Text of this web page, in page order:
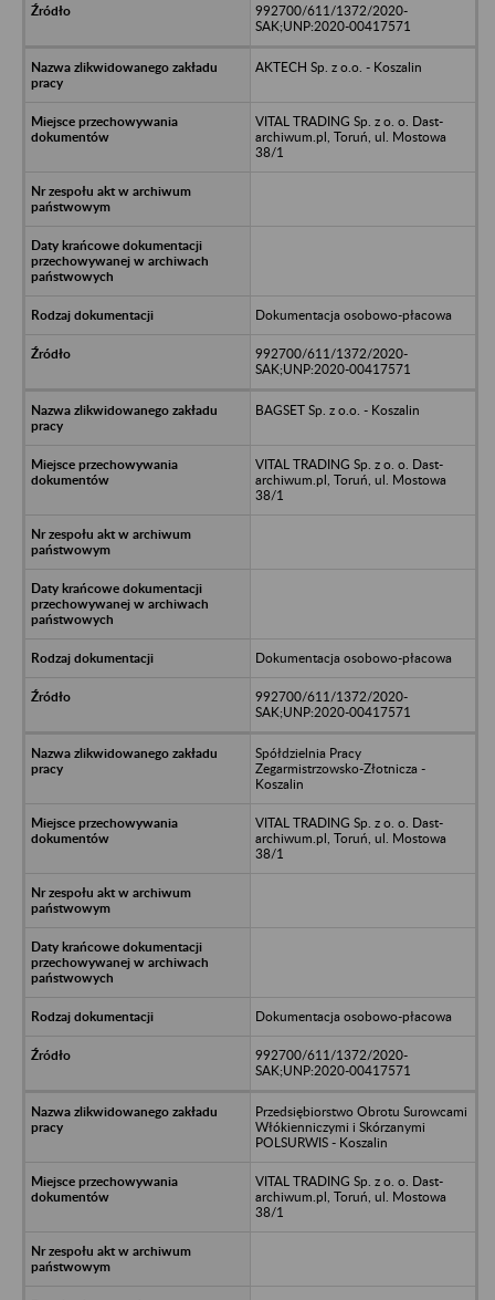
992700/611/1372/2020-
SAK;UNP:2020-00417571
AKTECH Sp. z o.o. - Koszalin
VITAL TRADING Sp. z o. o. Dast-
archiwum.pl, Toruń, ul. Mostowa
38/1
Dokumentacja osobowo-płacowa
992700/611/1372/2020-
SAK;UNP:2020-00417571
BAGSET Sp. z o.o. - Koszalin
VITAL TRADING Sp. z o. o. Dast-
archiwum.pl, Toruń, ul. Mostowa
38/1
Dokumentacja osobowo-płacowa
992700/611/1372/2020-
SAK;UNP:2020-00417571
Spółdzielnia Pracy
Zegarmistrzowsko-Złotnicza -
Koszalin
VITAL TRADING Sp. z o. o. Dast-
archiwum.pl, Toruń, ul. Mostowa
38/1
Dokumentacja osobowo-płacowa
992700/611/1372/2020-
SAK;UNP:2020-00417571
Przedsiębiorstwo Obrotu Surowcami
Włókienniczymi i Skórzanymi
POLSURWIS - Koszalin
VITAL TRADING Sp. z o. o. Dast-
archiwum.pl, Toruń, ul. Mostowa
38/1